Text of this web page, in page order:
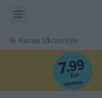
Karas Ukrainoje